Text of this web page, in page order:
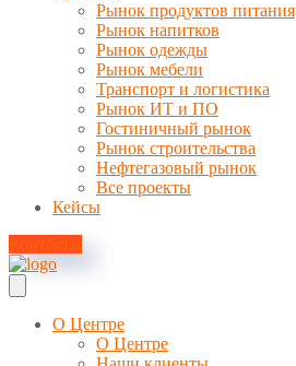
Рынок продуктов питания
Рынок напитков
Рынок одежды
Рынок мебели
Транспорт и логистика
Рынок ИТ и ПО
Гостиничный рынок
Рынок строительства
Нефтегазовый рынок
Все проекты
Кейсы
Контакты
О Центре
О Центре